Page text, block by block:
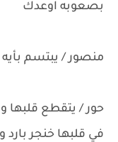
بصعوبه اوعدك
منصور / يبتسم بأيه
حور / يتقطع قلبها
في قلبها خنجر